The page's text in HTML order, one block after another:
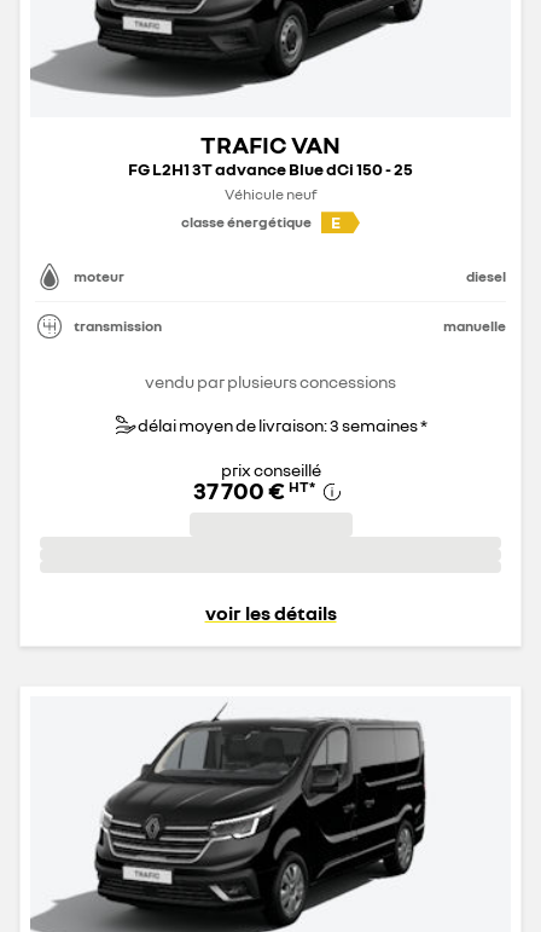
TRAFIC VAN
FG L2H1 3T advance Blue dCi 150 - 25
Véhicule neuf
classe énergétique
E
moteur diesel
transmission manuelle
vendu par plusieurs concessions
délai moyen de livraison: 3 semaines *
prix conseillé
37 700 € HT*
voir les détails